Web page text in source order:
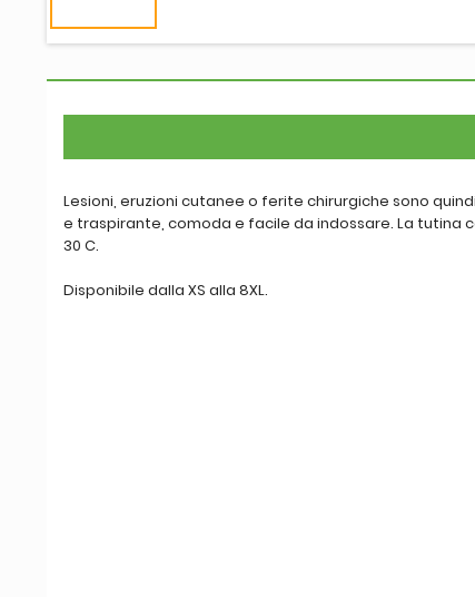
Lesioni, eruzioni cutanee o ferite chirurgiche sono
e traspirante, comoda e facile da indossare. La tutina
30 C.
Disponibile dalla XS alla 8XL.